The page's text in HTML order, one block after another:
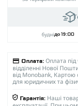
буднідо 19:00
Оплата: Оплата
відділенні Нової
від Monobank, Картою
для юридичних та
Гарантія: Наші